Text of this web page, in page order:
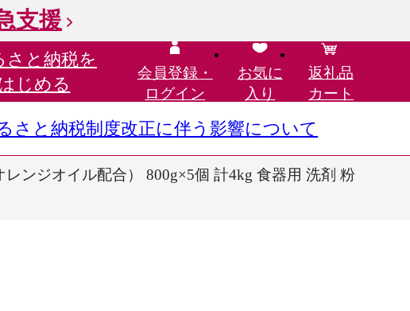
支援
さと納税を
じめる
会員登録・
ログイン
お気に
入り
返礼品
カート
さと納税制度改正に伴う影響について
ンジオイル配合） 800g×5個 計4kg 食器用 洗剤 粉